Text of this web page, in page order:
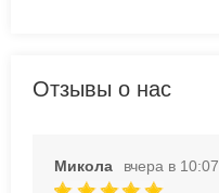
Отзывы о нас
Микола вчера в 10:07